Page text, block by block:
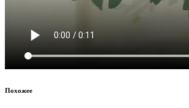
Похожее